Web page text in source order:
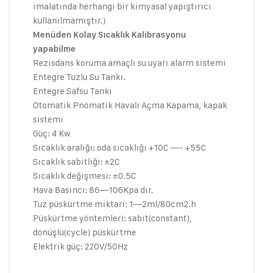
imalatında herhangi bir kimyasal yapıştırıcı
kullanılmamıştır.)
Menüden Kolay Sıcaklık Kalibrasyonu
yapabilme
Rezisdans koruma amaçlı su uyarı alarm sistemi
Entegre Tuzlu Su Tankı.
Entegre Safsu Tankı
Otomatik Pnömatik Havalı Açma Kapama, kapak
sistemi
Güç: 4 Kw
Sıcaklık aralığı: oda sıcaklığı +10C —- +55C
Sıcaklık sabitliği: ±2C
Sıcaklık değişmesi: ±0.5C
Hava Basıncı: 86—106Kpa dır.
Tuz püskürtme miktari: 1—2ml/80cm2.h
Püskürtme yöntemleri: sabit(constant),
dönüşlü(cycle) püskürtme
Elektrik güç: 220V/50Hz